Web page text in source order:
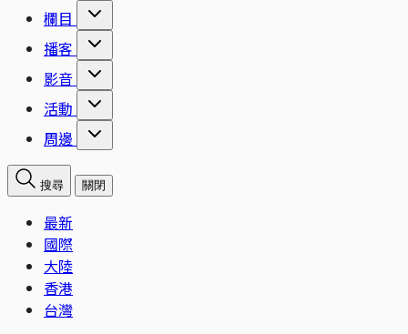
欄目
播客
影音
活動
周邊
搜尋 關閉
最新
國際
大陸
香港
台灣